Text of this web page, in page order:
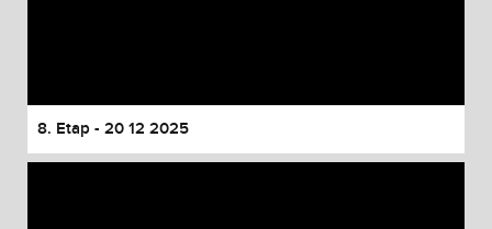
8. Etap - 20 12 2025